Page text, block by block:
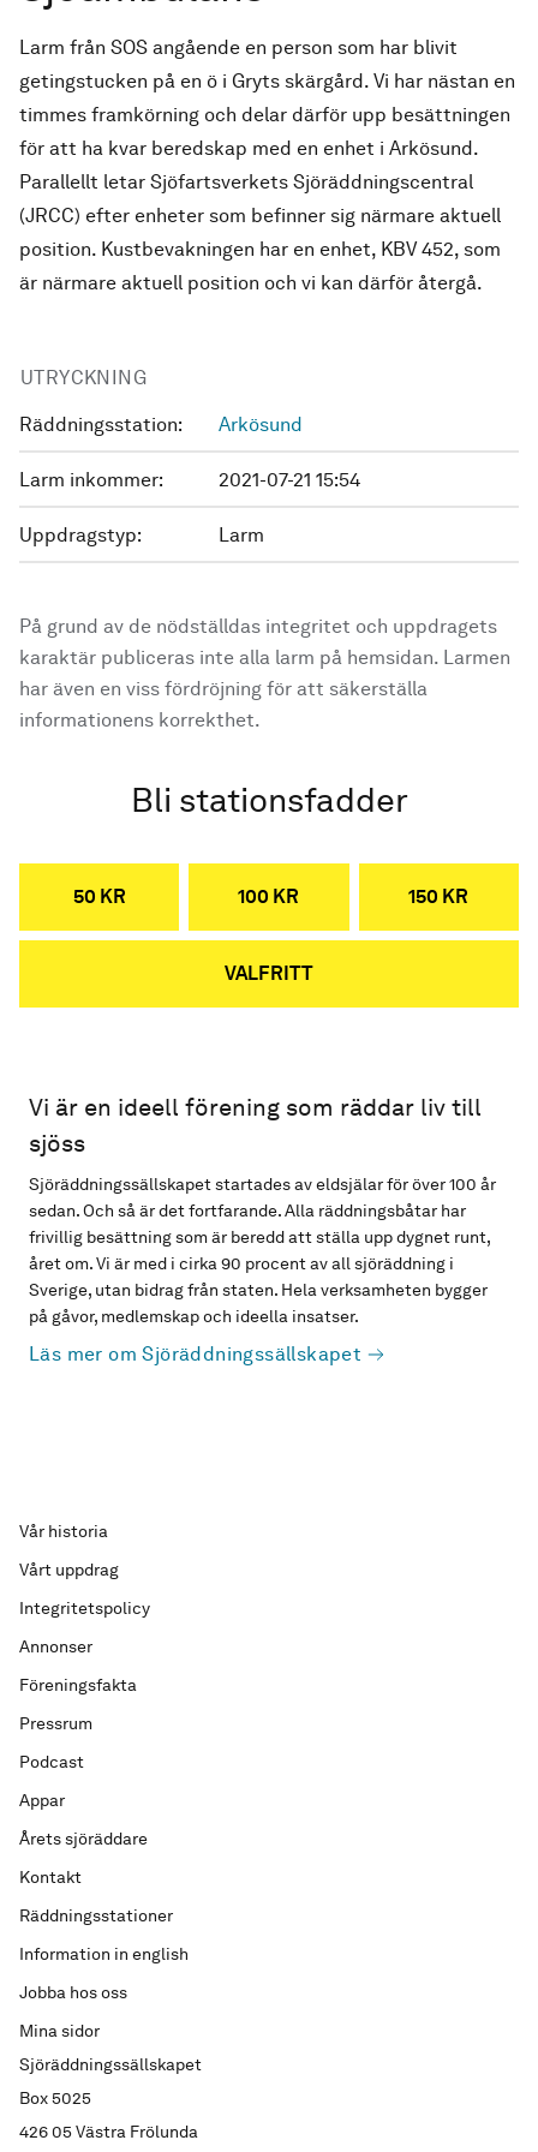
Larm från SOS angående en person som har blivit
getingstucken på en ö i Gryts skärgård. Vi har nästan en
timmes framkörning och delar därför upp besättningen
för att ha kvar beredskap med en enhet i Arkösund.
Parallellt letar Sjöfartsverkets Sjöräddningscentral
(JRCC) efter enheter som befinner sig närmare aktuell
position. Kustbevakningen har en enhet, KBV 452, som
är närmare aktuell position och vi kan därför återgå.
UTRYCKNING
Räddningsstation: Arkösund
Larm inkommer: 2021-07-21 15:54
Uppdragstyp: Larm
På grund av de nödställdas integritet och uppdragets
karaktär publiceras inte alla larm på hemsidan. Larmen
har även en viss fördröjning för att säkerställa
informationens korrekthet.
Bli stationsfadder
50 KR 100 KR 150 KR
VALFRITT
Vi är en ideell förening som räddar liv till
sjöss
Sjöräddningssällskapet startades av eldsjälar för över 100 år
sedan. Och så är det fortfarande. Alla räddningsbåtar har
frivillig besättning som är beredd att ställa upp dygnet runt,
året om. Vi är med i cirka 90 procent av all sjöräddning i
Sverige, utan bidrag från staten. Hela verksamheten bygger
på gåvor, medlemskap och ideella insatser.
Läs mer om Sjöräddningssällskapet
Sjöräddningssällskapet
Box 5025
426 05 Västra Frölunda
Vår historia
Vårt uppdrag
Integritetspolicy
Annonser
Föreningsfakta
Pressrum
Podcast
Appar
Årets sjöräddare
Kontakt
Räddningsstationer
Information in english
Jobba hos oss
Mina sidor